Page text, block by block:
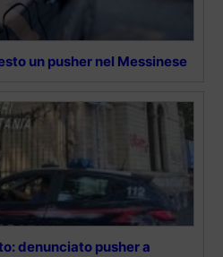
un pusher nel Messinese
denunciato pusher a